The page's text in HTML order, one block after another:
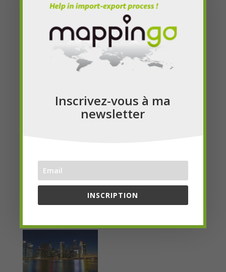
Dans le cadre du e-
obligations
Nouveau système de
sécurité-sureté avant
Inscrivez-vous à ma
newsletter
INSCRIPTION